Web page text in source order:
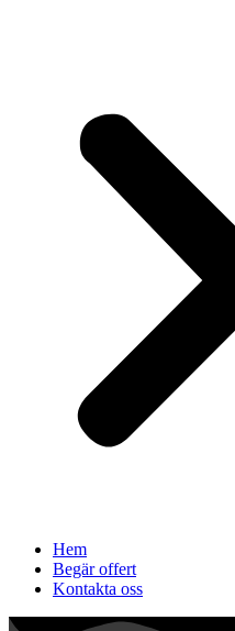
Hem
Begär offert
Kontakta oss